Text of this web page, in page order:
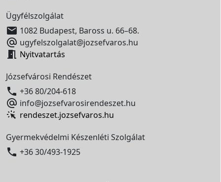
Ügyfélszolgálat
 1082 Budapest, Baross u. 66–68.
 ugyfelszolgalat@jozsefvaros.hu
 Nyitvatartás
Józsefvárosi Rendészet
 +36 80/204-618
 info@jozsefvarosirendeszet.hu
rendeszet.jozsefvaros.hu
Gyermekvédelmi Készenléti Szolgálat
 +36 30/493-1925